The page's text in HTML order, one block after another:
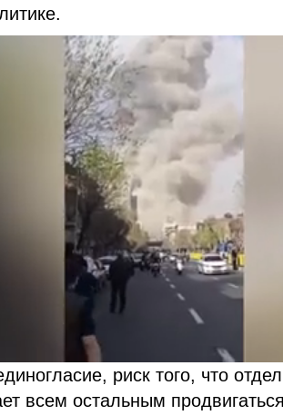
риск того, что
всем остальным